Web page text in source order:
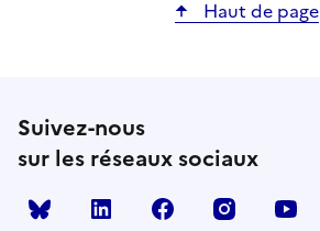
Haut de page
Suivez-nous
sur les réseaux sociaux
Bluesky linkedin facebook instagram